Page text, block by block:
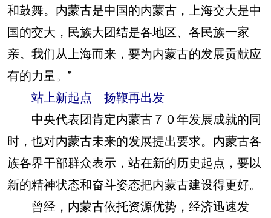
和鼓舞。内蒙古是中国的内蒙古，上海交大是中
国的交大，民族大团结是各地区、各民族一家
亲。我们从上海而来，要为内蒙古的发展贡献应
有的力量。”
站上新起点 扬鞭再出发
中央代表团肯定内蒙古７０年发展成就的同
时，也对内蒙古未来的发展提出要求。内蒙古各
族各界干部群众表示，站在新的历史起点，要以
新的精神状态和奋斗姿态把内蒙古建设得更好。
曾经，内蒙古依托资源优势，经济迅速发